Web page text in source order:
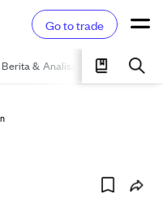
Go to trade
Berita & Analisis Pelajari